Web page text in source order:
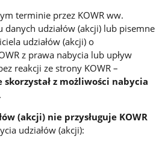
terminie przez KOWR ww.
danych udziałów (akcji) lub pisemne
udziałów (akcji) o
z prawa nabycia lub upływ
reakcji ze strony KOWR –
skorzystał z możliwości nabycia
.
(akcji) nie przysługuje KOWR
udziałów (akcji):